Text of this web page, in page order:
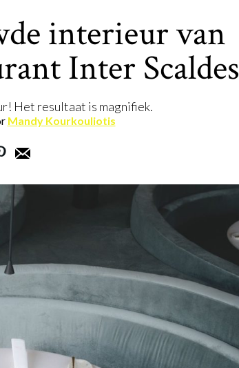
interieur van
Inter Scaldes
Het resultaat is magnifiek.
Mandy Kourkouliotis